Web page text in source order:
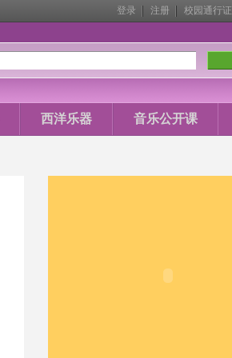
登录 注册 校园通行证
西洋乐器 音乐公开课